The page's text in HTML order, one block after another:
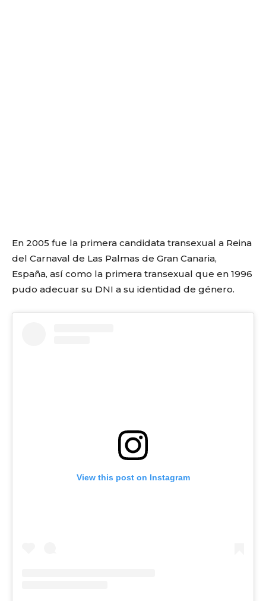
En 2005 fue la primera candidata transexual a Reina
del Carnaval de Las Palmas de Gran Canaria,​
España, así como la primera transexual que en 1996
pudo adecuar su DNI a su identidad de género.
View this post on Instagram